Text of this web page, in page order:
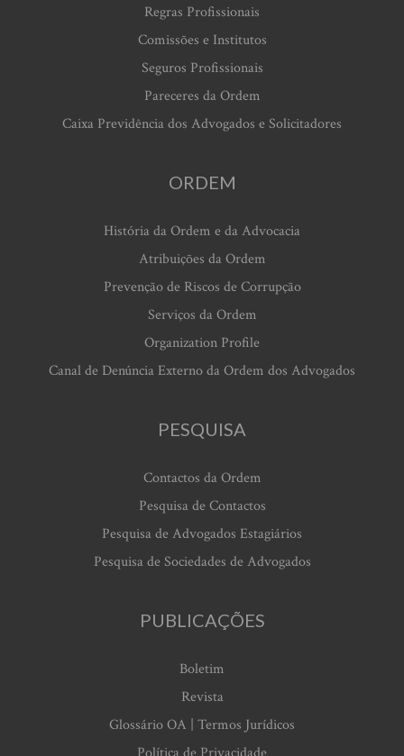
Regras Profissionais
Comissões e Institutos
Seguros Profissionais
Pareceres da Ordem
Caixa Previdência dos Advogados e Solicitadores
ORDEM
História da Ordem e da Advocacia
Atribuições da Ordem
Prevenção de Riscos de Corrupção
Serviços da Ordem
Organization Profile
Canal de Denúncia Externo da Ordem dos Advogados
PESQUISA
Contactos da Ordem
Pesquisa de Contactos
Pesquisa de Advogados Estagiários
Pesquisa de Sociedades de Advogados
PUBLICAÇÕES
Boletim
Revista
Glossário OA | Termos Jurídicos